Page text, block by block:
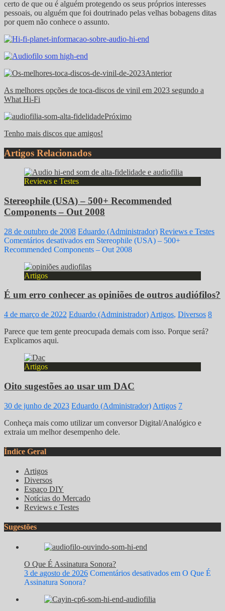
certo de que ou é alguém protegendo os seus próprios interesses
pessoais, ou alguém que foi doutrinado pelas velhas bobagens ditas
por quem não conhece o assunto.
Anterior
As melhores opções de toca-discos de vinil em 2023 segundo a
What Hi-Fi
Próximo
Tenho mais discos que amigos!
Artigos Relacionados
Reviews e Testes
Stereophile (USA) – 500+ Recommended
Components – Out 2008
28 de outubro de 2008 Eduardo (Administrador) Reviews e Testes
Comentários desativados em Stereophile (USA) – 500+
Recommended Components – Out 2008
Artigos
É um erro conhecer as opiniões de outros audiófilos?
4 de março de 2022 Eduardo (Administrador) Artigos, Diversos 8
Parece que tem gente preocupada demais com isso. Porque será?
Explicamos aqui.
Artigos
Oito sugestões ao usar um DAC
30 de junho de 2023 Eduardo (Administrador) Artigos 7
Conheça mais como utilizar um conversor Digital/Analógico e
extraia um melhor desempenho dele.
Índice Geral
Artigos
Diversos
Espaço DIY
Notícias do Mercado
Reviews e Testes
Sugestões
O Que É Assinatura Sonora?
3 de agosto de 2026 Comentários desativados em O Que É
Assinatura Sonora?